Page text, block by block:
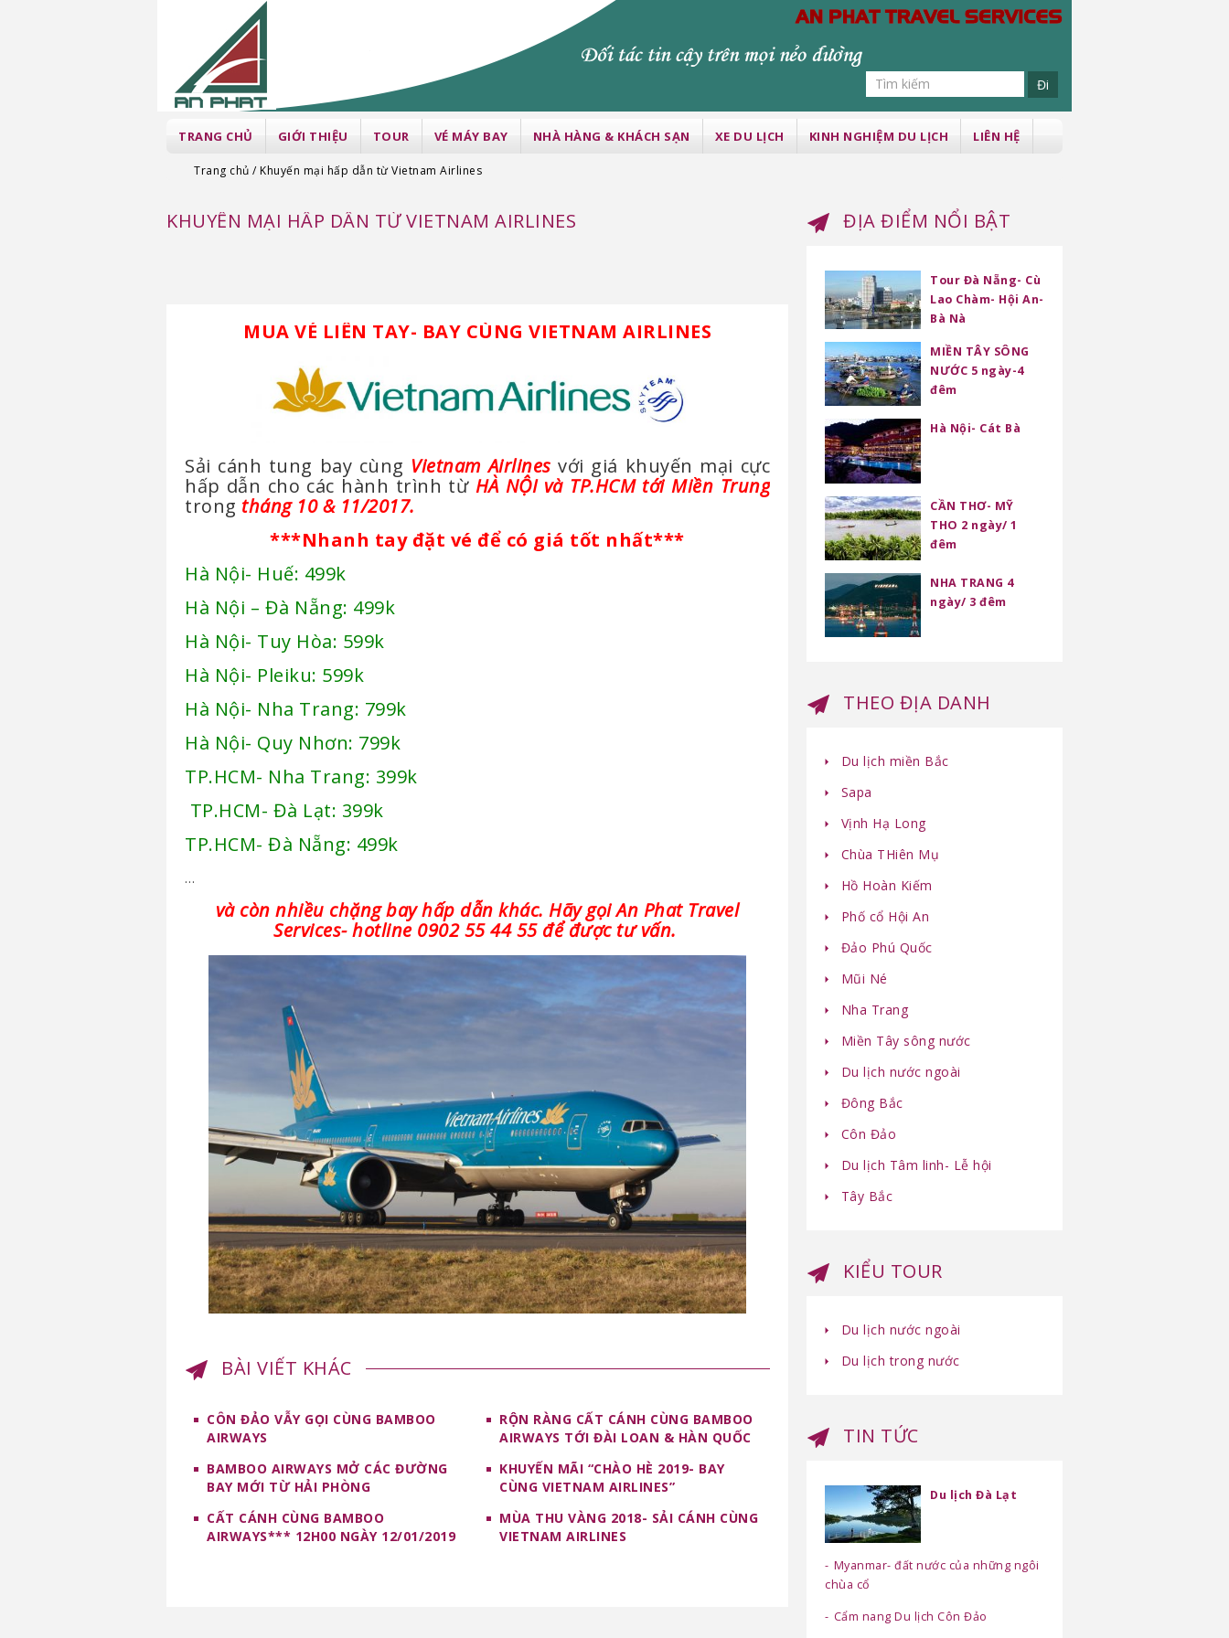
TRANG CHỦ GIỚI THIỆU TOUR VÉ MÁY BAY NHÀ HÀNG & KHÁCH SẠN XE DU LỊCH KINH NGHIỆM DU LỊCH LIÊN HỆ
Trang chủ Khuyến mại hấp dẫn từ Vietnam Airlines
KHUYẾN MẠI HẤP DẪN TỪ VIETNAM AIRLINES
MUA VÉ LIỀN TAY- BAY CÙNG VIETNAM AIRLINES
Sải cánh tung bay cùng Vietnam Airlines với giá khuyến mại cực
hấp dẫn cho các hành trình từ HÀ NỘI và TP.HCM tới Miền Trung
trong tháng 10 & 11/2017.
***Nhanh tay đặt vé để có giá tốt nhất***
Hà Nội- Huế: 499k
Hà Nội – Đà Nẵng: 499k
Hà Nội- Tuy Hòa: 599k
Hà Nội- Pleiku: 599k
Hà Nội- Nha Trang: 799k
Hà Nội- Quy Nhơn: 799k
TP.HCM- Nha Trang: 399k
TP.HCM- Đà Lạt: 399k
TP.HCM- Đà Nẵng: 499k
…
và còn nhiều chặng bay hấp dẫn khác. Hãy gọi An Phat Travel
Services- hotline 0902 55 44 55 để được tư vấn.
BÀI VIẾT KHÁC
CÔN ĐẢO VẪY GỌI CÙNG BAMBOO
AIRWAYS
RỘN RÀNG CẤT CÁNH CÙNG BAMBOO
AIRWAYS TỚI ĐÀI LOAN & HÀN QUỐC
BAMBOO AIRWAYS MỞ CÁC ĐƯỜNG
BAY MỚI TỪ HẢI PHÒNG
KHUYẾN MÃI “CHÀO HÈ 2019- BAY
CÙNG VIETNAM AIRLINES”
CẤT CÁNH CÙNG BAMBOO
AIRWAYS*** 12H00 NGÀY 12/01/2019
MÙA THU VÀNG 2018- SẢI CÁNH CÙNG
VIETNAM AIRLINES
ĐỊA ĐIỂM NỔI BẬT
Tour Đà Nẵng- Cù
Lao Chàm- Hội An-
Bà Nà
MIỀN TÂY SÔNG
NƯỚC 5 ngày-4
đêm
Hà Nội- Cát Bà
CẦN THƠ- MỸ
THO 2 ngày/ 1
đêm
NHA TRANG 4
ngày/ 3 đêm
THEO ĐỊA DANH
Du lịch miền Bắc
Sapa
Vịnh Hạ Long
Chùa THiên Mụ
Hồ Hoàn Kiếm
Phố cổ Hội An
Đảo Phú Quốc
Mũi Né
Nha Trang
Miền Tây sông nước
Du lịch nước ngoài
Đông Bắc
Côn Đảo
Du lịch Tâm linh- Lễ hội
Tây Bắc
KIỂU TOUR
Du lịch nước ngoài
Du lịch trong nước
TIN TỨC
Du lịch Đà Lạt
Myanmar- đất nước của những ngôi
chùa cổ
Cẩm nang Du lịch Côn Đảo